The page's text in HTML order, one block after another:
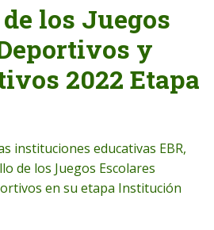
los Juegos
y
2022 Etapa
instituciones educativas EBR,
de los Juegos Escolares
en su etapa Institución